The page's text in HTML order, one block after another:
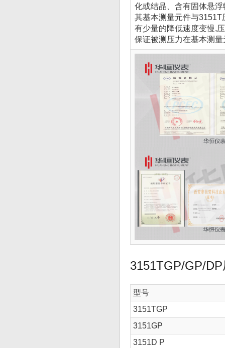
化或结晶、含有固体悬
其基本测量元件与
有少量的降低速度变慢,
保证被测压力在基本测
3151TGP/GP/
型号
3151TGP
3151GP
3151D P